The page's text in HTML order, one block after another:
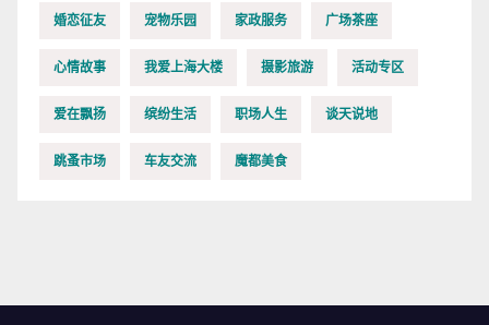
婚恋征友 宠物乐园 家政服务 广场茶座
心情故事 我爱上海大楼 摄影旅游 活动专区
爱在飘扬 缤纷生活 职场人生 谈天说地
跳蚤市场 车友交流 魔都美食